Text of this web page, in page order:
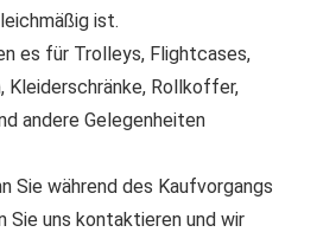
ist.
es für Trolleys, Flightcases,
Kleiderschränke, Rollkoffer,
andere Gelegenheiten
Sie während des Kaufvorgangs
Sie uns kontaktieren und wir